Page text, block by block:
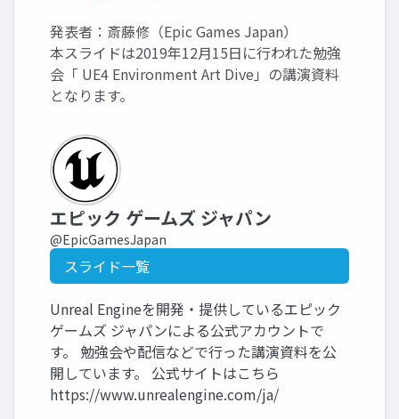
発表者：斎藤修（Epic Games Japan）
本スライドは2019年12月15日に行われた勉強
会「 UE4 Environment Art Dive」の講演資料
となります。
エピック ゲームズ ジャパン
@EpicGamesJapan
スライド一覧
Unreal Engineを開発・提供しているエピック
ゲームズ ジャパンによる公式アカウントで
す。 勉強会や配信などで行った講演資料を公
開しています。 公式サイトはこちら
https://www.unrealengine.com/ja/